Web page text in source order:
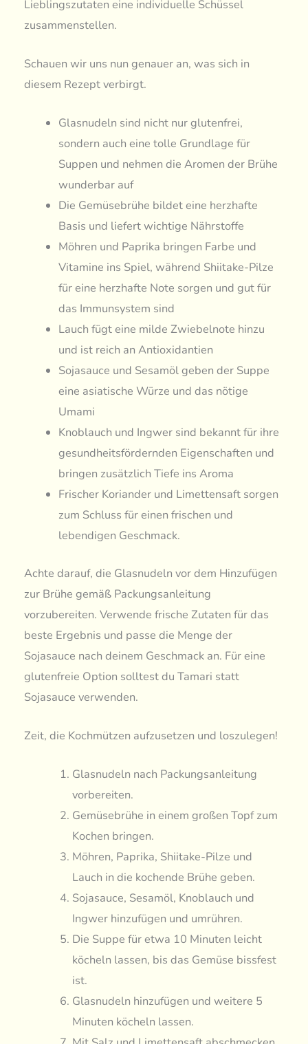
Lieblingszutaten eine individuelle Schüssel
zusammenstellen.
Schauen wir uns nun genauer an, was sich in
diesem Rezept verbirgt.
Glasnudeln sind nicht nur glutenfrei,
sondern auch eine tolle Grundlage für
Suppen und nehmen die Aromen der Brühe
wunderbar auf
Die Gemüsebrühe bildet eine herzhafte
Basis und liefert wichtige Nährstoffe
Möhren und Paprika bringen Farbe und
Vitamine ins Spiel, während Shiitake-Pilze
für eine herzhafte Note sorgen und gut für
das Immunsystem sind
Lauch fügt eine milde Zwiebelnote hinzu
und ist reich an Antioxidantien
Sojasauce und Sesamöl geben der Suppe
eine asiatische Würze und das nötige
Umami
Knoblauch und Ingwer sind bekannt für ihre
gesundheitsfördernden Eigenschaften und
bringen zusätzlich Tiefe ins Aroma
Frischer Koriander und Limettensaft sorgen
zum Schluss für einen frischen und
lebendigen Geschmack.
Achte darauf, die Glasnudeln vor dem Hinzufügen
zur Brühe gemäß Packungsanleitung
vorzubereiten. Verwende frische Zutaten für das
beste Ergebnis und passe die Menge der
Sojasauce nach deinem Geschmack an. Für eine
glutenfreie Option solltest du Tamari statt
Sojasauce verwenden.
Zeit, die Kochmützen aufzusetzen und loszulegen!
Glasnudeln nach Packungsanleitung
vorbereiten.
Gemüsebrühe in einem großen Topf zum
Kochen bringen.
Möhren, Paprika, Shiitake-Pilze und
Lauch in die kochende Brühe geben.
Sojasauce, Sesamöl, Knoblauch und
Ingwer hinzufügen und umrühren.
Die Suppe für etwa 10 Minuten leicht
köcheln lassen, bis das Gemüse bissfest
ist.
Glasnudeln hinzufügen und weitere 5
Minuten köcheln lassen.